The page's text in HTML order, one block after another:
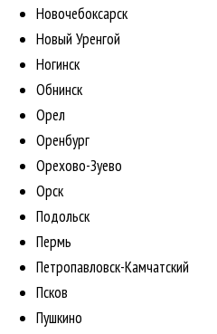
Новочебоксарск
Новый Уренгой
Ногинск
Обнинск
Орел
Оренбург
Орехово-Зуево
Орск
Подольск
Пермь
Петропавловск-Камчатский
Псков
Пушкино